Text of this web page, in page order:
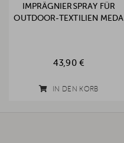
IMPRÄGNIERSPRAY FÜR
OUTDOOR-TEXTILIEN MEDA
43,90 €
IN DEN KORB